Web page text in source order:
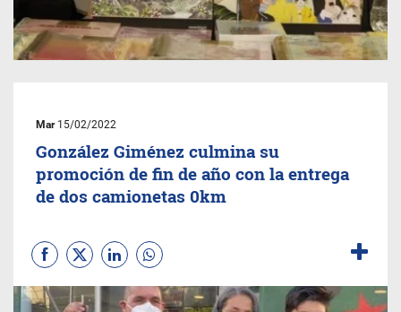
Mar15/02/2022
González Giménez culmina su
promoción de fin de año con la entrega
de dos camionetas 0km